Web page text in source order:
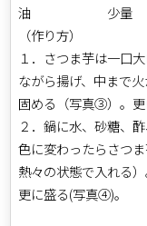
油 少量
（作り方）
１．さつま芋は一口
ながら揚げ、中まで
固める（写真③）。更
２．鍋に水、砂糖、
色に変わったらさつ
熱々の状態で入れる
更に盛る(写真④)。